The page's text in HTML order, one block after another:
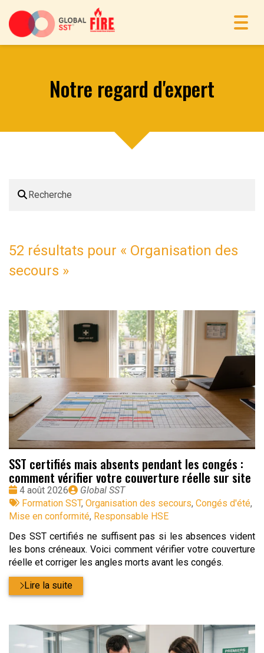
Notre regard d'expert
52 résultats pour « Organisation des
secours »
SST certifiés mais absents pendant les congés :
comment vérifier votre couverture réelle sur site
Date
:
4 août 2026
Publié
par
Global SST
Tags
:
Formation SST, Organisation des secours, Congés d'été,
Mise en conformité, Responsable HSE
Des SST certifiés ne suffisent pas si les absences vident
les bons créneaux. Voici comment vérifier votre couverture
réelle et corriger les angles morts avant les congés.
Lire la suite